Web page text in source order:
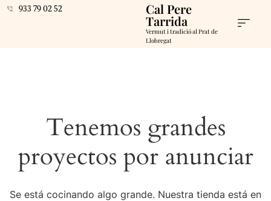
933 79 02 52 Cal Pere
Tarrida
Vermut i tradició al Prat de
Llobregat
Tenemos grandes
proyectos por anunciar
Se está cocinando algo grande. Nuestra tienda está en